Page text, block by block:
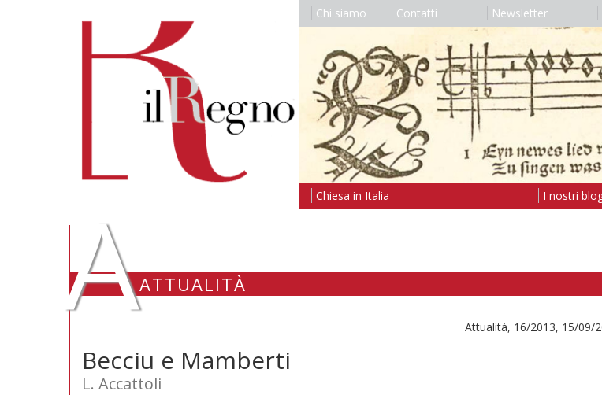
Chi siamo Contatti Newsletter
Chiesa in Italia I nostri
AATTUALITÀ
Attualità, 16/2013, 15/09/
Becciu e Mamberti
L. Accattoli